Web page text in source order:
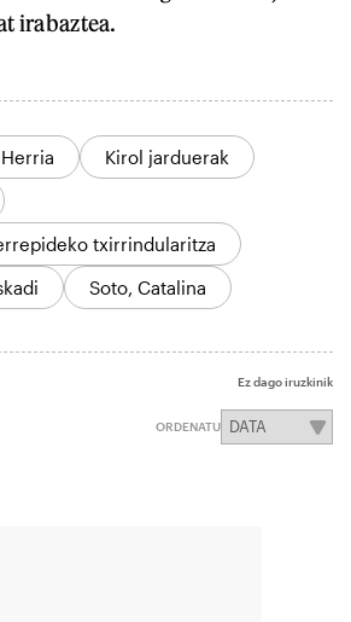
irabaztea.
Kirol jarduerak
txirrindularitza
Soto, Catalina
Ez dago iruzkinik
ORDENATU